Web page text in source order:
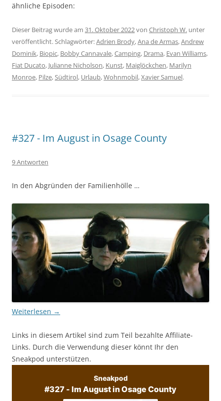
ähnliche Episoden:
Dieser Beitrag wurde am 31. Oktober 2022von Christoph W. unter
veröffentlicht. Schlagwörter:Adrien Brody,Ana de Armas,Andrew
Dominik, Biopic, Bobby Cannavale,Camping, Drama, Evan Williams,
Fiat Ducato, Julianne Nicholson, Kunst, Maiglöckchen, Marilyn
Monroe, Pilze,Südtirol, Urlaub,Wohnmobil,Xavier Samuel.
#327 - Im August in Osage County
9 Antworten
In den Abgründen der Familienhölle …
Weiterlesen →
Links in diesem Artikel sind zum Teil bezahlte Affiliate-
Links. Durch die Verwendung dieser könnt Ihr den
Sneakpod unterstützen.